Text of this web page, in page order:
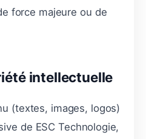
force majeure ou de
intellectuelle
(textes, images, logos)
de ESC Technologie,